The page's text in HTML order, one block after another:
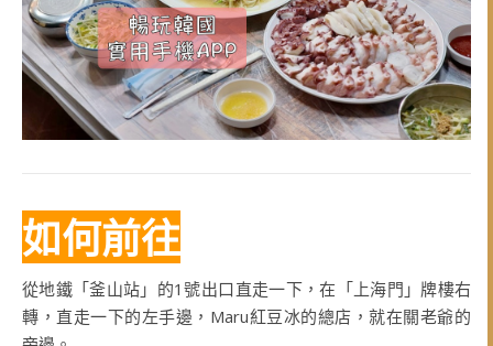
如何前往
從地鐵「釜山站」的1號出口直走一下，在「上海門」牌樓右
轉，直走一下的左手邊，Maru紅豆冰的總店，就在關老爺的